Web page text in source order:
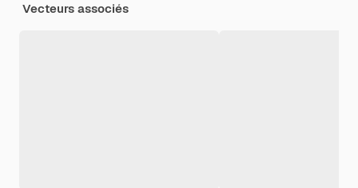
Vecteurs associés